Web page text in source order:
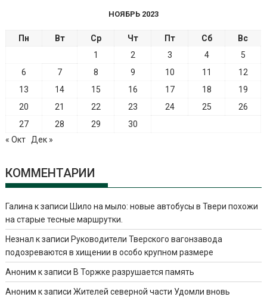
НОЯБРЬ 2023
Пн Вт Ср Чт Пт Сб
Вс
1
2 3 4
5
6
7 8 9 10 11
12
13
14 15 16 17 18
19
20
21 22 23 24 25
26
27
28 29
30
« Окт
Дек »
КОММЕНТАРИИ
Галина к записи Шило на мыло: новые автобусы в Твери похожи
на старые тесные маршрутки.
Незнал к записи Руководители Тверского вагонзавода
подозреваются в хищении в особо крупном размере
Аноним к записи В Торжке разрушается память
Аноним к записиЖителей северной части Удомли вновь